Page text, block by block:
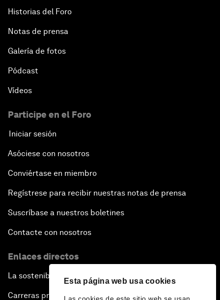
Esta página web usa cookies
Historias del Foro
Notas de prensa
Galería de fotos
Pódcast
Vídeos
Participe en el Foro
Iniciar sesión
Asóciese con nosotros
Conviértase en miembro
Regístrese para recibir nuestras notas de prensa
Suscríbase a nuestros boletines
Contacte con nosotros
Enlaces directos
La sostenibilidad en el Foro
Carreras profesionales